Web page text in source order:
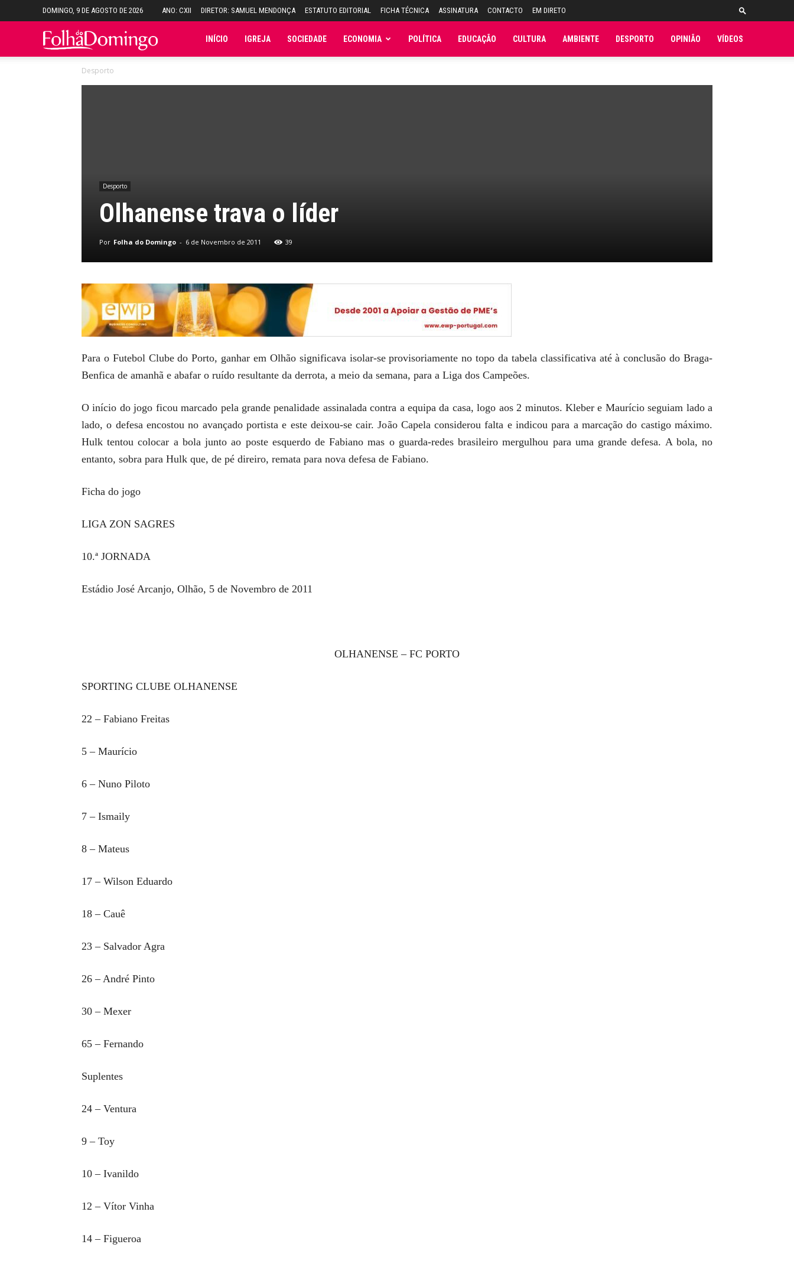
DOMINGO, 9 DE AGOSTO DE 2026 ANO: CXII DIRETOR: SAMUEL MENDONÇA ESTATUTO EDITORIAL FICHA TÉCNICA ASSINATURA CONTACTO EM DIRETO
Folha INÍCIO IGREJA SOCIEDADE ECONOMIA POLÍTICA EDUCAÇÃO CULTURA AMBIENTE DESPORTO OPINIÃO VÍDEOS
Desporto
Desporto
Olhanense trava o líder
Por Folha do Domingo - 6 de Novembro de 2011 39
Para o Futebol Clube do Porto, ganhar em Olhão significava isolar-se provisoriamente no topo da tabela classificativa até à conclusão do Braga-
Benfica de amanhã e abafar o ruído resultante da derrota, a meio da semana, para a Liga dos Campeões.
O início do jogo ficou marcado pela grande penalidade assinalada contra a equipa da casa, logo aos 2 minutos. Kleber e Maurício seguiam lado a
lado, o defesa encostou no avançado portista e este deixou-se cair. João Capela considerou falta e indicou para a marcação do castigo máximo.
Hulk tentou colocar a bola junto ao poste esquerdo de Fabiano mas o guarda-redes brasileiro mergulhou para uma grande defesa. A bola, no
entanto, sobra para Hulk que, de pé direiro, remata para nova defesa de Fabiano.
Ficha do jogo
LIGA ZON SAGRES
10.ª JORNADA
Estádio José Arcanjo, Olhão, 5 de Novembro de 2011
OLHANENSE – FC PORTO
SPORTING CLUBE OLHANENSE
22 – Fabiano Freitas
5 – Maurício
6 – Nuno Piloto
7 – Ismaily
8 – Mateus
17 – Wilson Eduardo
18 – Cauê
23 – Salvador Agra
26 – André Pinto
30 – Mexer
65 – Fernando
Suplentes
24 – Ventura
9 – Toy
10 – Ivanildo
12 – Vítor Vinha
14 – Figueroa